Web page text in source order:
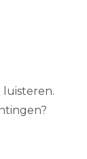
luisteren.